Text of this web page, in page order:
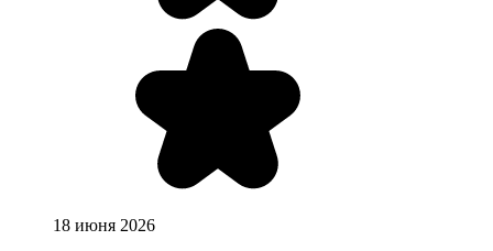
18 июня 2026